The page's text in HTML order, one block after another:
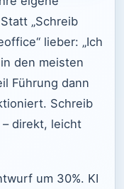
„Schreib
lieber: „Ich
den meisten
Führung dann
Schreib
direkt, leicht
um 30%. KI